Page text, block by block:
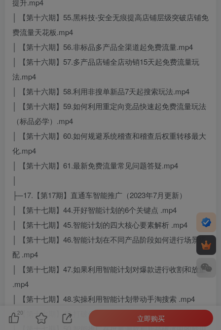
提升.mp4
│ 【第十六期】55.黑科技-安全无痕提高店铺层级突破店铺免
费流量天花板.mp4
│ 【第十六期】56.非标品多产品全渠道起免费流量.mp4
│ 【第十六期】57.多产品店铺全店动销15天起免费流量玩
法.mp4
│ 【第十六期】58.利用非搜单新品7天起搜索玩法.mp4
│ 【第十六期】59.如何利用重定向竞品快速起免费流量玩法
（标品必学）.mp4
│ 【第十六期】60.如何规避系统稽查和稽查后权重转移最大
化.mp4
│ 【第十六期】61.最新免费流量常见问题答疑.mp4
├─17.【第17期】直通车智能推广（2023年7月更新）
│ 【第十七期】44.开好智能计划的6个关键点 .mp4
│ 【第十七期】45.智能计划的四大核心要素解析 .mp4
│ 【第十七期】46.智能计划在不同产品阶段如何进行场景搭
配 .mp4
│ 【第十七期】47.如果利用智能计划对爆款进行收割和放量
.mp4
│ 【第十七期】48.实操利用智能计划带动手淘搜索 .mp4
│ 【第十七期】49.打破促销限制，智能计划平销玩法 .mp4
20
立即购买